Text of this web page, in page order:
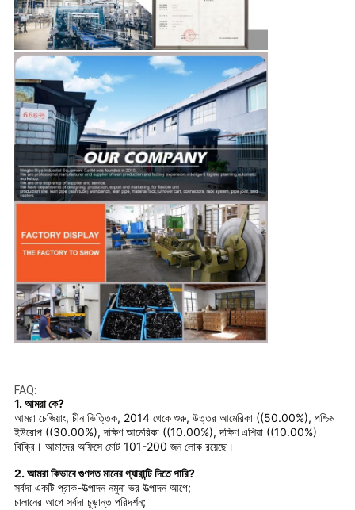
FAQ:
1. আমরা কে?
আমরা চেজিয়াং, চীন ভিত্তিক, 2014 থেকে শুরু, উত্তর আমেরিকা ((50.00%), পশ্চিম
ইউরোপ ((30.00%), দক্ষিণ আমেরিকা ((10.00%), দক্ষিণ এশিয়া ((10.00%)
বিক্রি। আমাদের অফিসে মোট 101-200 জন লোক রয়েছে।
2. আমরা কিভাবে গুণগত মানের গ্যারান্টি দিতে পারি?
সর্বদা একটি প্রাক-উত্পাদন নমুনা ভর উত্পাদন আগে;
চালানের আগে সর্বদা চূড়ান্ত পরিদর্শন;